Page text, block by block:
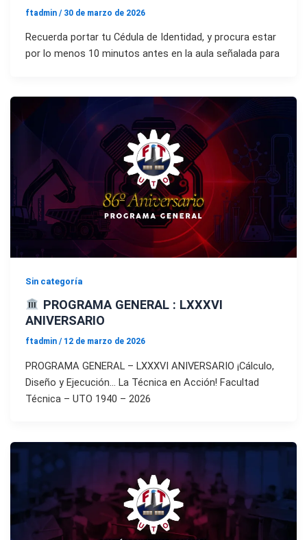
ftadmin / 30 de marzo de 2026
Recuerda portar tu Cédula de Identidad, y procura estar
por lo menos 10 minutos antes en la aula señalada para
Sin categoría
PROGRAMA GENERAL : LXXXVI
ANIVERSARIO
ftadmin / 12 de marzo de 2026
PROGRAMA GENERAL – LXXXVI ANIVERSARIO ¡Cálculo,
Diseño y Ejecución… La Técnica en Acción! Facultad
Técnica – UTO 1940 – 2026